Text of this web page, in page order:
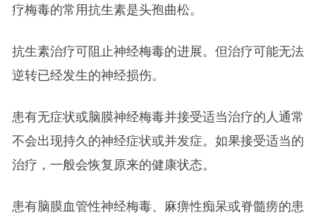
疗梅毒的常用抗生素是头孢曲松。
抗生素治疗可阻止神经梅毒的进展。但治疗可能无法
逆转已经发生的神经损伤。
患有无症状或脑膜神经梅毒并接受适当治疗的人通常
不会出现持久的神经症状或并发症。如果接受适当的
治疗，一般会恢复原来的健康状态。
患有脑膜血管性神经梅毒、麻痹性痴呆或脊髓痨的患